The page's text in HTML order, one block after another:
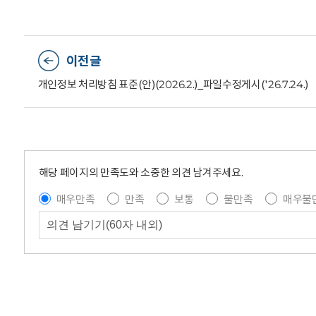
이전글
개인정보 처리방침 표준(안)(2026.2.)_파일수정게시('26.7.24.)
해당 페이지의 만족도와 소중한 의견 남겨주세요.
매우만족
만족 보통 불만족 매우불